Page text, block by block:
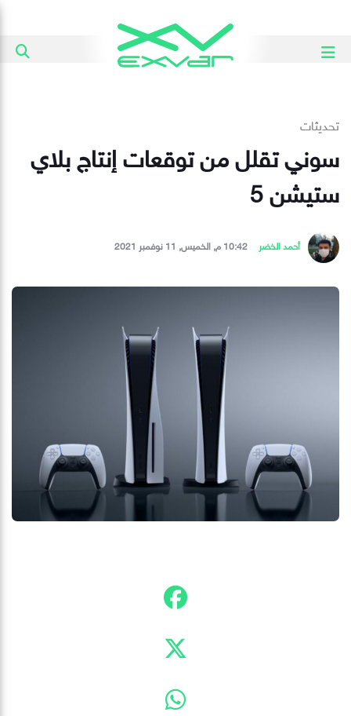
تحديثات
سوني تقلل من توقعات إنتاج بلاي
ستيشن 5
أحمد الخضر 10:42 م, الخميس, 11 نوفمبر 2021